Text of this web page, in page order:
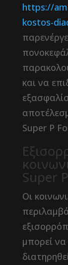
https://
kostos-
και να
Super P
Super
Οι
μπορεί να